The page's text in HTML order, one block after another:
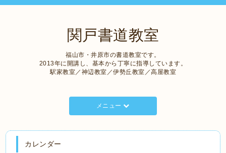
関戸書道教室
福山市・井原市の書道教室です。
2013年に開講し、基本から丁寧に指導しています。
駅家教室／神辺教室／伊勢丘教室／高屋教室
メニュー
カレンダー